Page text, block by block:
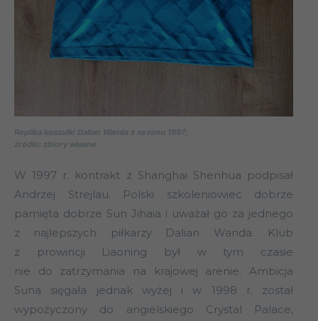
Replika koszulki Dalian Wanda z sezonu 1997;
źródło: zbiory własne
W 1997 r. kontrakt z Shanghai Shenhua podpisał
Andrzej Strejlau. Polski szkoleniowiec dobrze
pamięta dobrze Sun Jihaia i uważał go za jednego
z najlepszych piłkarzy Dalian Wanda. Klub
z prowincji Liaoning był w tym czasie
nie do zatrzymania na krajowej arenie. Ambicja
Suna sięgała jednak wyżej i w 1998 r. został
wypożyczony do angielskiego Crystal Palace,